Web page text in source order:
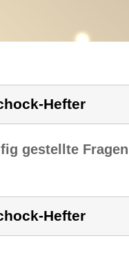
Hefter
gestellte
Hefter